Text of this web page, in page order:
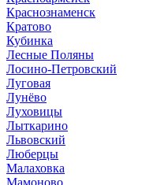
Краснознаменск
Кратово
Кубинка
Лесные Поляны
Лосино-Петровский
Луговая
Лунёво
Луховицы
Лыткарино
Львовский
Люберцы
Малаховка
Мамоново